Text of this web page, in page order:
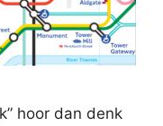
hoor dan denk